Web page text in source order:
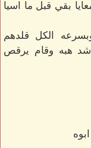
بقي قبل ما اسيا
الكل قلدهم
هبه وقام يرقص